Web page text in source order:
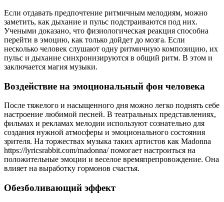
Если отдавать предпочтение ритмичным мелодиям, можно
заметить, как дыхание и пульс подстраиваются под них.
Учеными доказано, что физиологическая реакция способна
перейти в эмоцию, как только дойдет до мозга. Если
несколько человек слушают одну ритмичную композицию, их
пульс и дыхание синхронизируются в общий ритм. В этом и
заключается магия музыки.
Воздействие на эмоциональный фон человека
После тяжелого и насыщенного дня можно легко поднять себе
настроение любимой песней. В театральных представлениях,
фильмах и рекламах мелодии используют сознательно для
создания нужной атмосферы и эмоционального состояния
зрителя. На торжествах музыка таких артистов как Madonna
https://lyricsrabbit.com/madonna/ помогает настроиться на
положительные эмоции и веселое времяпрепровождение. Она
влияет на выработку гормонов счастья.
Обезболивающий эффект